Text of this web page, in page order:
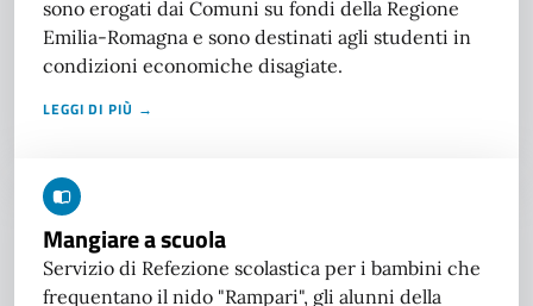
sono erogati dai Comuni su fondi della Regione
Emilia-Romagna e sono destinati agli studenti in
condizioni economiche disagiate.
LEGGI DI PIÙ →
Mangiare a scuola
Servizio di Refezione scolastica per i bambini che
frequentano il nido "Rampari", gli alunni della